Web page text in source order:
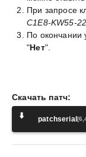
При запросе
C1E8-KW55-
По окончании
"Нет".
Скачать патч:
⬇️
patchserial